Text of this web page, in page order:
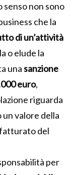
senso non sono
che la
di un’attività
o elude la
unasanzione
euro,
riguarda
valore della
del
per